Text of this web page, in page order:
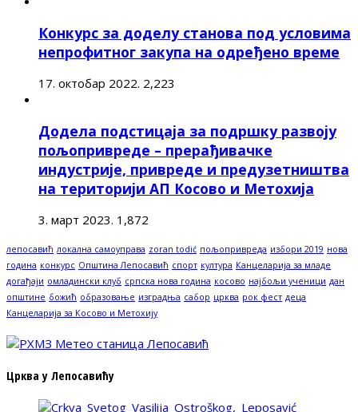
Конкурс за доделу станова под условима
непрофитног закупа на одређено време
17. октобар 2022. 2,223
Додела подстицаја за подршку развоју
пољопривреде – прерађивачке
индустрије, привреде и предузетништва
на територији АП Косово и Метохија
3. март 2023. 1,872
лепосавић локална самоуправа zoran todić пољопривреда избори 2019 нова
година конкурс Општина Лепосавић спорт култура Канцеларија за младе
догађаји омладински клуб српска нова година косово најбољи ученици дан
општине божић образовање изградња сабор црква рок фест деца
Канцеларија за Косово и Метохију
Црква у Лепосавићу